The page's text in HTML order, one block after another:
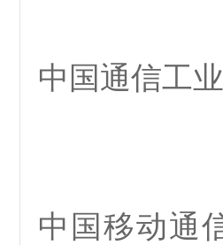
中国通信工
中国移动通